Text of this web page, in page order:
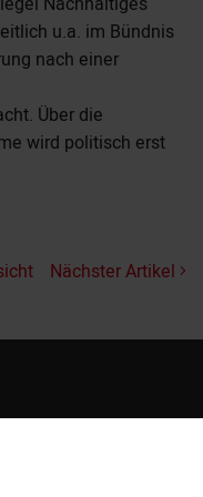
u.a. im Bündnis
nach einer
Über die
wird politisch erst
Nächster Artikel